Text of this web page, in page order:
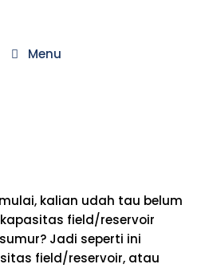
Menu
kalian udah tau belum
field/reservoir
Jadi seperti ini
field/reservoir, atau